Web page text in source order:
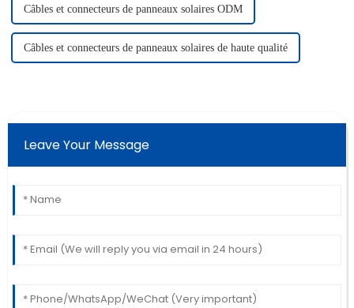
Câbles et connecteurs de panneaux solaires ODM
Câbles et connecteurs de panneaux solaires de haute qualité
Leave Your Message